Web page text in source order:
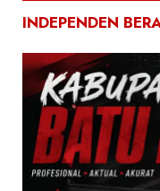
INDEPENDEN